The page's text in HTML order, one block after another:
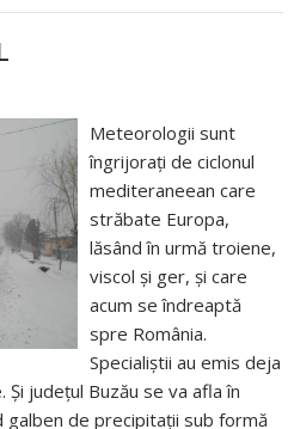
Meteorologii sunt
îngrijorați de ciclonul
mediteraneean care
străbate Europa,
lăsând în urmă troiene,
viscol și ger, și care
acum se îndreaptă
spre România.
Specialiștii au emis deja
județul Buzău se va afla în
de precipitații sub formă